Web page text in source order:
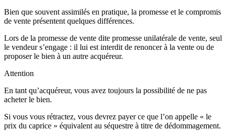
Bien que souvent assimilés en pratique, la promesse et le compromis
de vente présentent quelques différences.
Lors de la promesse de vente dite promesse unilatérale de vente, seul
le vendeur s’engage : il lui est interdit de renoncer à la vente ou de
proposer le bien à un autre acquéreur.
Attention
En tant qu’acquéreur, vous avez toujours la possibilité de ne pas
acheter le bien.
Si vous vous rétractez, vous devrez payer ce que l’on appelle « le
prix du caprice » équivalent au séquestre à titre de dédommagement.